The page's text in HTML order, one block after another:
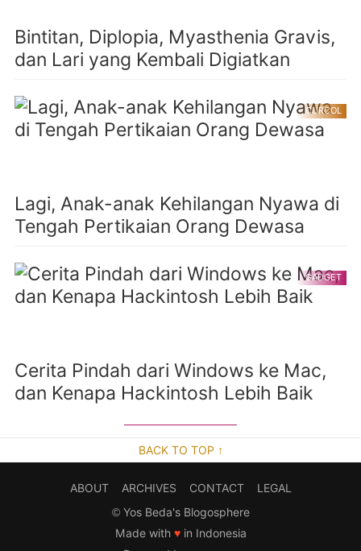
Bintitan, Diplopia, Myasthenia Gravis,
dan Lari yang Kembali Digiatkan
CURCOL
Lagi, Anak-anak Kehilangan Nyawa di
Tengah Pertikaian Orang Dewasa
GADGET
Cerita Pindah dari Windows ke Mac,
dan Kenapa Hackintosh Lebih Baik
BACK TO TOP ↑
ABOUT ARCHIVES CONTACT
LEGAL
© Yos Beda's Blogosphere
Made with ♥in Indonesia